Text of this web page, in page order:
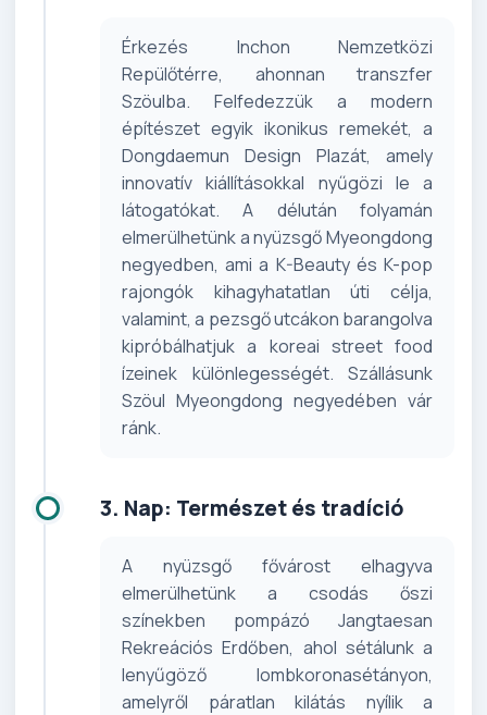
Érkezés Inchon Nemzetközi
Repülőtérre, ahonnan transzfer
Szöulba. Felfedezzük a modern
építészet egyik ikonikus remekét, a
Dongdaemun Design Plazát, amely
innovatív kiállításokkal nyűgözi le a
látogatókat. A délután folyamán
elmerülhetünk a nyüzsgő Myeongdong
negyedben, ami a K-Beauty és K-pop
rajongók kihagyhatatlan úti célja,
valamint, a pezsgő utcákon barangolva
kipróbálhatjuk a koreai street food
ízeinek különlegességét. Szállásunk
Szöul Myeongdong negyedében vár
ránk.
3. Nap: Természet és tradíció
A nyüzsgő fővárost elhagyva
elmerülhetünk a csodás őszi
színekben pompázó Jangtaesan
Rekreációs Erdőben, ahol sétálunk a
lenyűgöző lombkoronasétányon,
amelyről páratlan kilátás nyílik a